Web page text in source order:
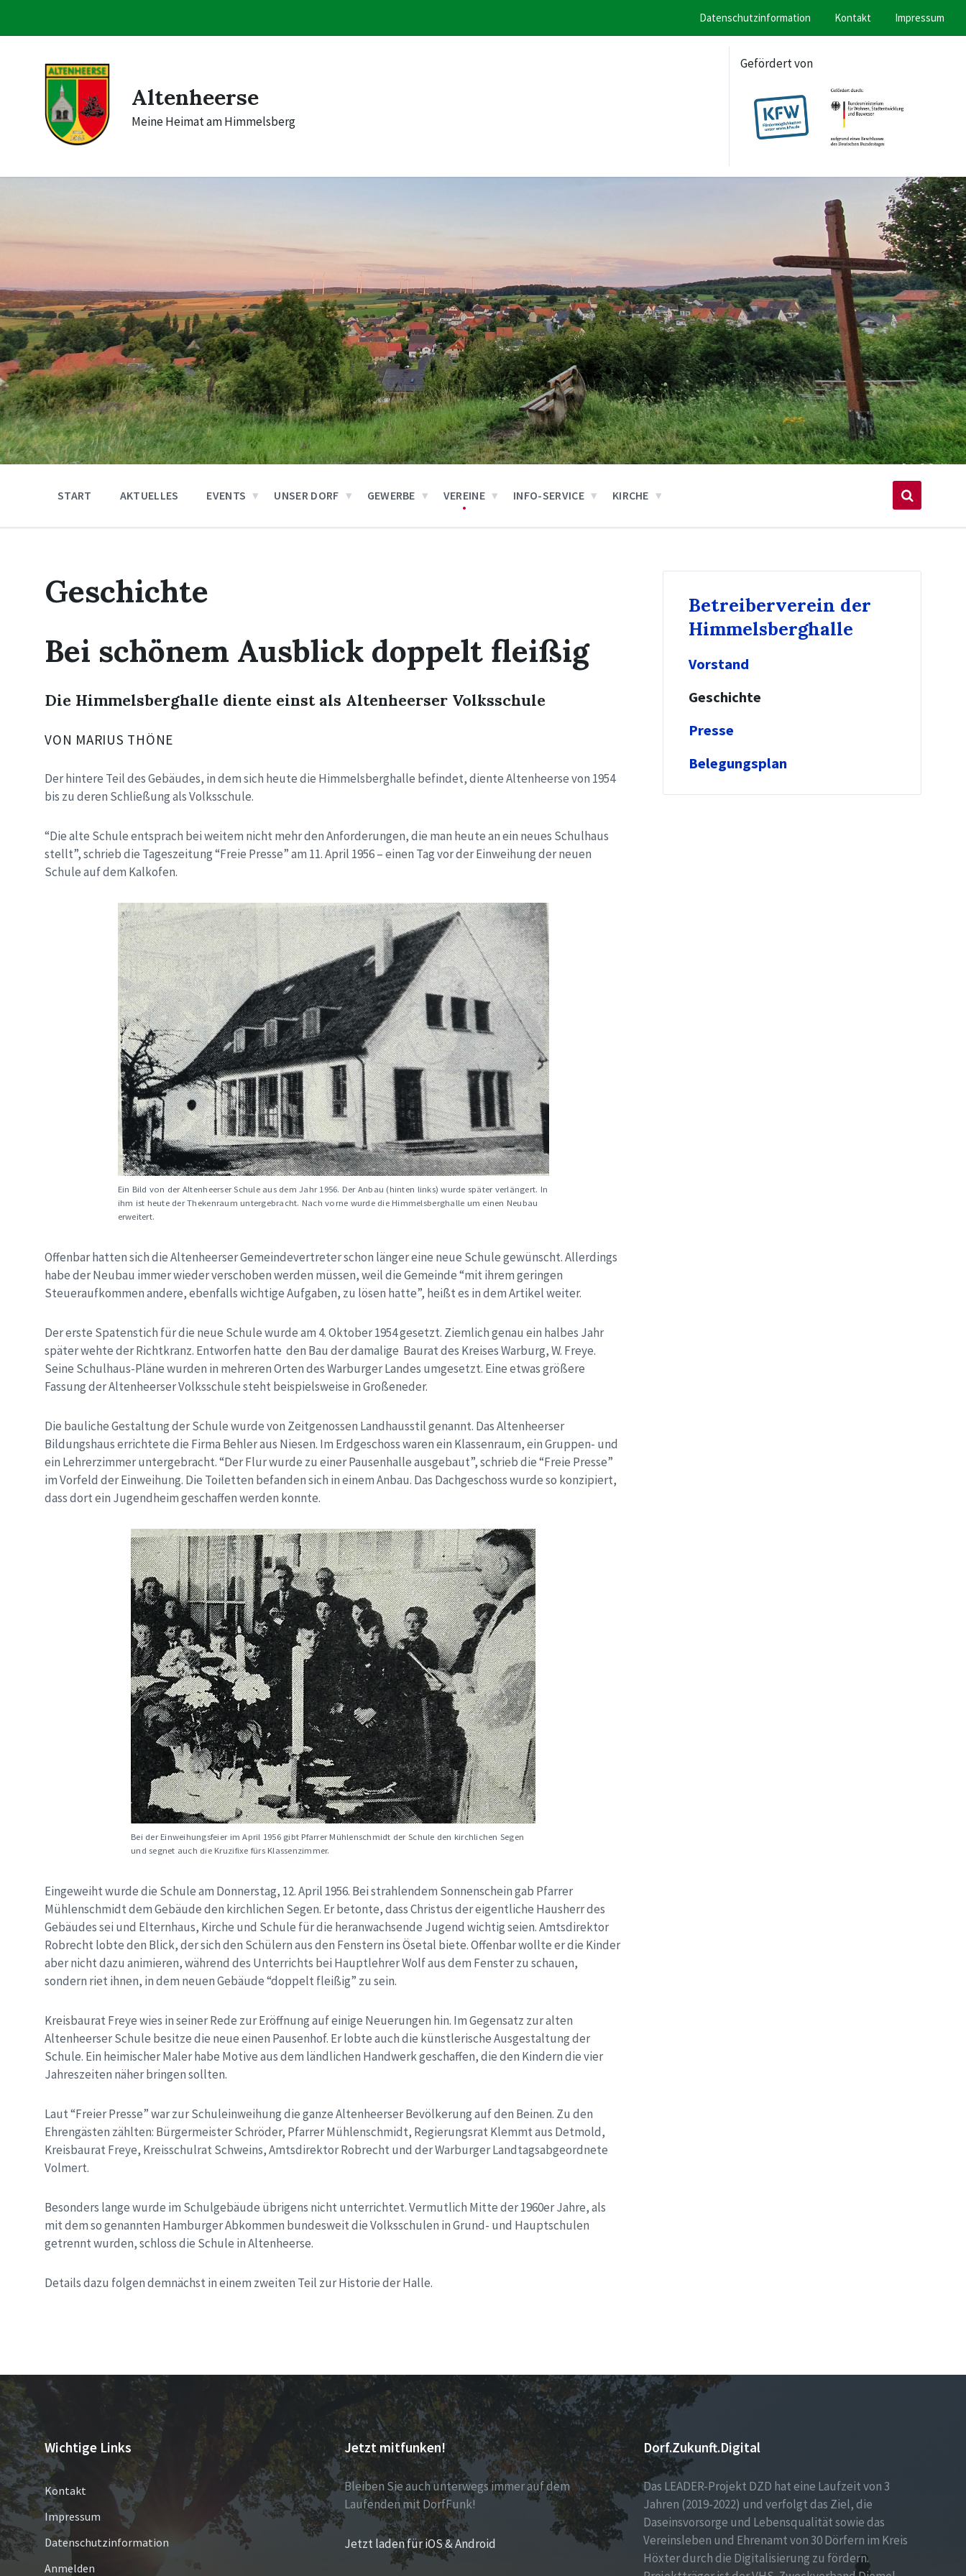
content
main
footer
Datenschutzinformation Kontakt Impressum
Altenheerse
Meine Heimat am Himmelsberg
Gefördert von
START AKTUELLES EVENTS UNSER DORF GEWERBE VEREINE INFO-SERVICE KIRCHE
Geschichte
Bei schönem Ausblick doppelt fleißig
Die Himmelsberghalle diente einst als Altenheerser Volksschule
VON MARIUS THÖNE
Der hintere Teil des Gebäudes, in dem sich heute die Himmelsberghalle befindet, diente Altenheerse von 1954
bis zu deren Schließung als Volksschule.
“Die alte Schule entsprach bei weitem nicht mehr den Anforderungen, die man heute an ein neues Schulhaus
stellt”, schrieb die Tageszeitung “Freie Presse” am 11. April 1956 – einen Tag vor der Einweihung der neuen
Schule auf dem Kalkofen.
Ein Bild von der Altenheerser Schule aus dem Jahr 1956. Der Anbau (hinten links) wurde später verlängert. In
ihm ist heute der Thekenraum untergebracht. Nach vorne wurde die Himmelsberghalle um einen Neubau
erweitert.
Offenbar hatten sich die Altenheerser Gemeindevertreter schon länger eine neue Schule gewünscht. Allerdings
habe der Neubau immer wieder verschoben werden müssen, weil die Gemeinde “mit ihrem geringen
Steueraufkommen andere, ebenfalls wichtige Aufgaben, zu lösen hatte”, heißt es in dem Artikel weiter.
Der erste Spatenstich für die neue Schule wurde am 4. Oktober 1954 gesetzt. Ziemlich genau ein halbes Jahr
später wehte der Richtkranz. Entworfen hatte den Bau der damalige Baurat des Kreises Warburg, W. Freye.
Seine Schulhaus-Pläne wurden in mehreren Orten des Warburger Landes umgesetzt. Eine etwas größere
Fassung der Altenheerser Volksschule steht beispielsweise in Großeneder.
Die bauliche Gestaltung der Schule wurde von Zeitgenossen Landhausstil genannt. Das Altenheerser
Bildungshaus errichtete die Firma Behler aus Niesen. Im Erdgeschoss waren ein Klassenraum, ein Gruppen- und
ein Lehrerzimmer untergebracht. “Der Flur wurde zu einer Pausenhalle ausgebaut”, schrieb die “Freie Presse”
im Vorfeld der Einweihung. Die Toiletten befanden sich in einem Anbau. Das Dachgeschoss wurde so konzipiert,
dass dort ein Jugendheim geschaffen werden konnte.
Bei der Einweihungsfeier im April 1956 gibt Pfarrer Mühlenschmidt der Schule den kirchlichen Segen
und segnet auch die Kruzifixe fürs Klassenzimmer.
Eingeweiht wurde die Schule am Donnerstag, 12. April 1956. Bei strahlendem Sonnenschein gab Pfarrer
Mühlenschmidt dem Gebäude den kirchlichen Segen. Er betonte, dass Christus der eigentliche Hausherr des
Gebäudes sei und Elternhaus, Kirche und Schule für die heranwachsende Jugend wichtig seien. Amtsdirektor
Robrecht lobte den Blick, der sich den Schülern aus den Fenstern ins Ösetal biete. Offenbar wollte er die Kinder
aber nicht dazu animieren, während des Unterrichts bei Hauptlehrer Wolf aus dem Fenster zu schauen,
sondern riet ihnen, in dem neuen Gebäude “doppelt fleißig” zu sein.
Kreisbaurat Freye wies in seiner Rede zur Eröffnung auf einige Neuerungen hin. Im Gegensatz zur alten
Altenheerser Schule besitze die neue einen Pausenhof. Er lobte auch die künstlerische Ausgestaltung der
Schule. Ein heimischer Maler habe Motive aus dem ländlichen Handwerk geschaffen, die den Kindern die vier
Jahreszeiten näher bringen sollten.
Laut “Freier Presse” war zur Schuleinweihung die ganze Altenheerser Bevölkerung auf den Beinen. Zu den
Ehrengästen zählten: Bürgermeister Schröder, Pfarrer Mühlenschmidt, Regierungsrat Klemmt aus Detmold,
Kreisbaurat Freye, Kreisschulrat Schweins, Amtsdirektor Robrecht und der Warburger Landtagsabgeordnete
Volmert.
Besonders lange wurde im Schulgebäude übrigens nicht unterrichtet. Vermutlich Mitte der 1960er Jahre, als
mit dem so genannten Hamburger Abkommen bundesweit die Volksschulen in Grund- und Hauptschulen
getrennt wurden, schloss die Schule in Altenheerse.
Details dazu folgen demnächst in einem zweiten Teil zur Historie der Halle.
Betreiberverein der
Himmelsberghalle
Vorstand
Geschichte
Presse
Belegungsplan
Wichtige Links
Kontakt
Impressum
Datenschutzinformation
Anmelden
Jetzt mitfunken!
Bleiben Sie auch unterwegs immer auf dem
Laufenden mit DorfFunk!
Jetzt laden für iOS & Android
Dorf.Zukunft.Digital
Das LEADER-Projekt DZD hat eine Laufzeit von 3
Jahren (2019-2022) und verfolgt das Ziel, die
Daseinsvorsorge und Lebensqualität sowie das
Vereinsleben und Ehrenamt von 30 Dörfern im Kreis
Höxter durch die Digitalisierung zu fördern.